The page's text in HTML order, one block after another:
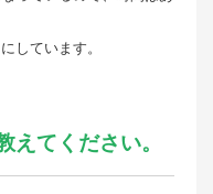
しています。
えてください。